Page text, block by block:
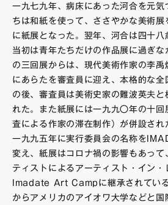
一九七九年、病床にあった河合を元気
ちは和紙を使って、ささやかな美術
に紙展となった。翌年、河合は四十八
当初は青年たちだけの作品展に過ぎ
の三回展からは、現代美術作家の李禹
にあらたを審査員に迎え、本格的な全
の後、審査員は美術史家の難波英夫と
れた。また紙展には一九九〇年の十
査による作家の滞在制作）が併設され
一九九五年に実行委員会の名称を
変え、紙展はコロナ禍の影響もあって
ティストによるアーティスト・イン・
Imadate Art Campに継承されてい
からアメリカのアイオワ大学などと国